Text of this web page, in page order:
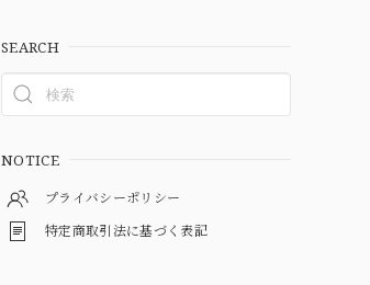
SEARCH
NOTICE
プライバシーポリシー
特定商取引法に基づく表記